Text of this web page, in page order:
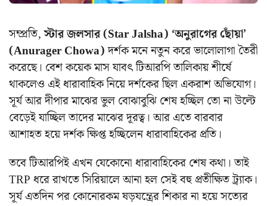
সম্প্রতি,স্টার জলসার (Star Jalsha) ‘অনুরাগের ছোঁয়া’
(Anurager Chowa)দর্শক মনে নতুন করে ভালোলাগা তৈরী
করেছে। বেশ কয়েক মাস যাবৎ টিআরপি তালিকায় শীর্ষে
থাকলেও এই ধারাবাহিক নিয়ে দর্শকের ছিল একরাশ অভিযোগ।
সূর্য আর দীপার মাঝের ভুল বোঝাবুঝি শেষ হচ্ছিল তো না উল্টে
বেড়েই যাচ্ছিল তাদের মাঝের দূরত্ব। আর এতে বারবার
আশাহত হয়ে দর্শক ক্ষিপ্ত হচ্ছিলেন ধারাবাহিকের প্রতি।
তবে টিআরপিই এখন যেকোনো ধারাবাহিকের শেষ কথা। তাই
TRP ধরে রাখতে সিরিয়ালে আনা হল সেই বহু প্রতীক্ষিত ট্র্যাক।
সূর্য এতদিন পর কোনোরকম ষড়যন্ত্রের শিকার না হয়ে সত্যের